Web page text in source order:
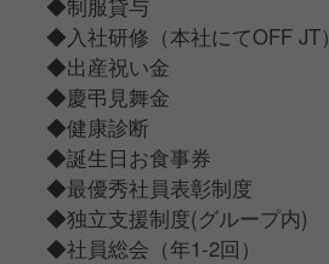
◆入社研修（本社にてOFF JT）
◆出産祝い金
◆慶弔見舞金
◆健康診断
◆誕生日お食事券
◆最優秀社員表彰制度
◆独立支援制度(グループ内)
◆社員総会（年1-2回）